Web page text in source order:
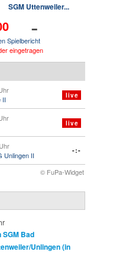
SGM Uttenweiler...
-
Spielbericht
eingetragen
II live
live
Unlingen II
-:-
© FuPa-Widget
Bad
Unlingen (in